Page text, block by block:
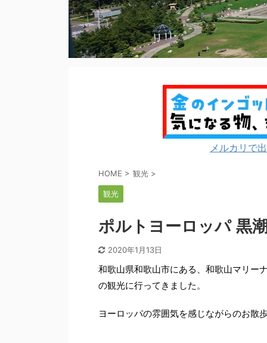
メルカリで
HOME > 観光 >
観光
ポルトヨーロッパ 黒
2020年1月13日
和歌山県和歌山市にある、和歌山マリー
の観光に行ってきました。
ヨーロッパの雰囲気を感じながらのお散